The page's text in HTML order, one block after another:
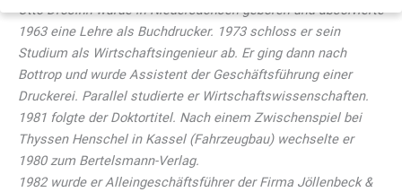
Otto Drosihn wurde in Niedersachsen geboren und absolvierte
1963 eine Lehre als Buchdrucker. 1973 schloss er sein
Studium als Wirtschaftsingenieur ab. Er ging dann nach
Bottrop und wurde Assistent der Geschäftsführung einer
Druckerei. Parallel studierte er Wirtschaftswissenschaften.
1981 folgte der Doktortitel. Nach einem Zwischenspiel bei
Thyssen Henschel in Kassel (Fahrzeugbau) wechselte er
1980 zum Bertelsmann-Verlag.
1982 wurde er Alleingeschäftsführer der Firma Jöllenbeck &
Datenschutzeinstellungen
Wenn Sie unter 16 Jahre alt sind und Ihre Zustimmung zu
freiwilligen Diensten geben möchten, müssen Sie Ihre
Erziehungsberechtigten um Erlaubnis bitten.
Wir verwenden Cookies und andere Technologien auf unserer
Website. Einige von ihnen sind essenziell, während andere uns
helfen, diese Website und Ihre Erfahrung zu verbessern.
Personenbezogene Daten können verarbeitet werden (z. B. IP-
Adressen), z. B. für personalisierte Anzeigen und Inhalte oder
Anzeigen- und Inhaltsmessung.Weitere Informationen über die